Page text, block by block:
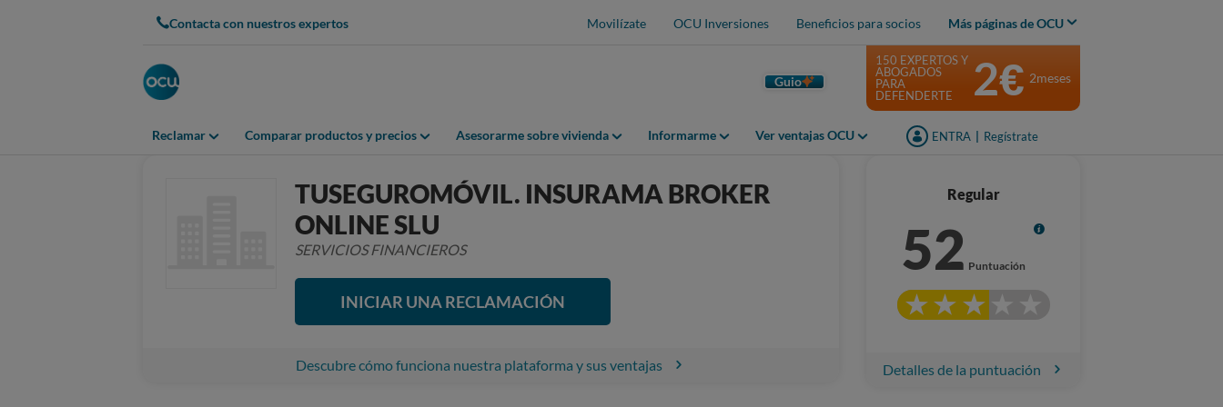
Contacta con nuestros expertos Movilízate OCU Inversiones Beneficios para socios Más páginas de OCU
Guio
Reclamar Comparar productos y precios Asesorarme sobre vivienda Informarme Ver ventajas OCU ENTRA Regístrate
150 EXPERTOS Y
ABOGADOS
PARA
DEFENDERTE
2€ 2meses
TUSEGUROMÓVIL. INSURAMA BROKER
ONLINE SLU
SERVICIOS FINANCIEROS
INICIAR UNA RECLAMACIÓN
Descubre cómo funciona nuestra plataforma y sus ventajas
Regular
52 Puntuación
Info
Detalles de la puntuación